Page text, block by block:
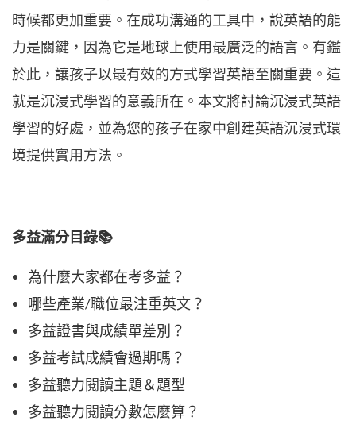
時候都更加重要。在成功溝通的工具中，說英語的能
力是關鍵，因為它是地球上使用最廣泛的語言。有鑑
於此，讓孩子以最有效的方式學習英語至關重要。這
就是沉浸式學習的意義所在。本文將討論沉浸式英語
學習的好處，並為您的孩子在家中創建英語沉浸式環
境提供實用方法。
多益滿分目錄📚
為什麼大家都在考多益？
哪些產業/職位最注重英文？
多益證書與成績單差別？
多益考試成績會過期嗎？
多益聽力閱讀主題＆題型
多益聽力閱讀分數怎麼算？